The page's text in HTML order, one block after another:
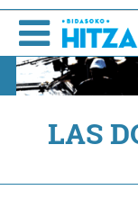
LAS